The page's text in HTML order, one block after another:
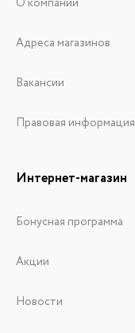
О компании
Адреса магазинов
Вакансии
Правовая информация
Интернет-магазин
Бонусная программа
Акции
Новости